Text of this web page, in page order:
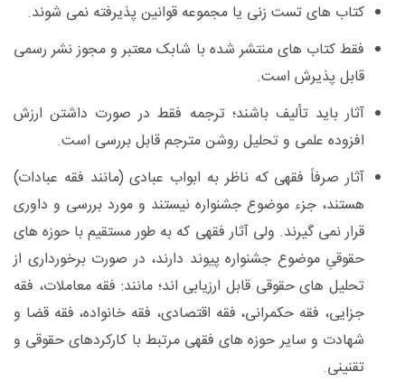
کتاب های تست زنی یا مجموعه قوانین پذیرفته نمی شوند.
فقط کتاب های منتشر شده با شابک معتبر و مجوز نشر رسمی
قابل پذیرش است.
آثار باید تألیف باشند؛ ترجمه فقط در صورت داشتن ارزش
افزوده علمی و تحلیل روشن مترجم قابل بررسی است.
آثار صرفاً فقهی که ناظر به ابواب عبادی (مانند فقه عبادات)
هستند، جزء موضوع جشنواره نیستند و مورد بررسی و داوری
قرار نمی گیرند. ولی آثار فقهی که به طور مستقیم با حوزه های
حقوقیِ موضوع جشنواره پیوند دارند، در صورت برخورداری از
تحلیل های حقوقی قابل ارزیابی اند؛ مانند: فقه معاملات، فقه
جزایی، فقه حکمرانی، فقه اقتصادی، فقه خانواده، فقه قضا و
شهادت و سایر حوزه های فقهی مرتبط با کارکردهای حقوقی و
تقنینی.